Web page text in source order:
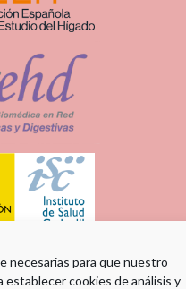
necesarias para que nuestro
cookies de análisis y